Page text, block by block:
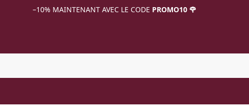
–10% MAINTENANT AVEC LE CODE PROMO10 🌹